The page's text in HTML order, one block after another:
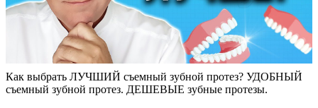
Как выбрать ЛУЧШИЙ съемный зубной протез? УДОБНЫЙ
съемный зубной протез. ДЕШЕВЫЕ зубные протезы.